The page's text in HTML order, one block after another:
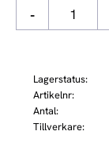
-
Lagerstatus
Artikelnr
Antal
Tillverkare